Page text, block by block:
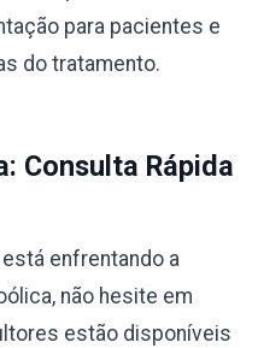
para pacientes e
do tratamento.
Consulta Rápida
enfrentando a
não hesite em
estão disponíveis